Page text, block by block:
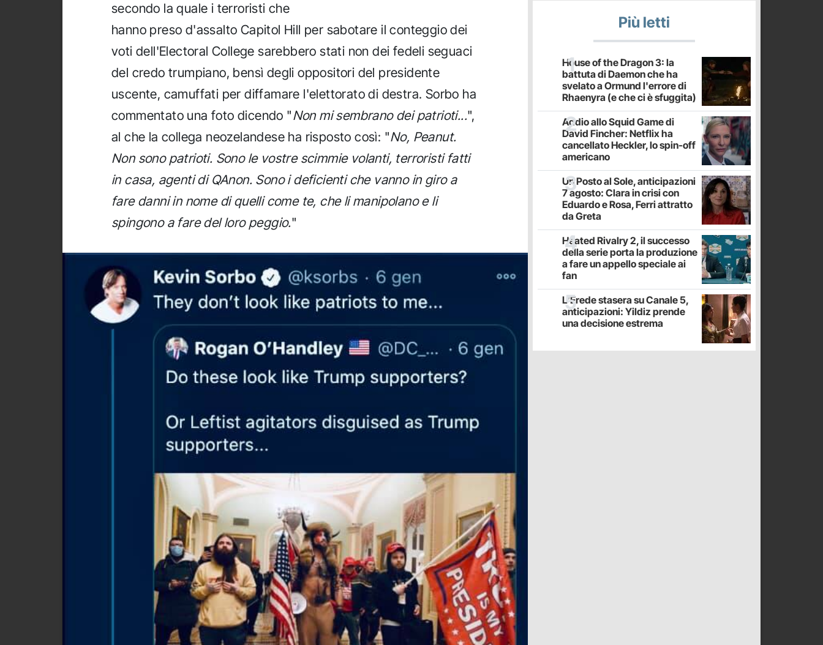
secondo la quale i terroristi che
hanno preso d'assalto Capitol Hill per sabotare il conteggio dei
voti dell'Electoral College sarebbero stati non dei fedeli seguaci
del credo trumpiano, bensì degli oppositori del presidente
uscente, camuffati per diffamare l'elettorato di destra. Sorbo ha
commentato una foto dicendo "Non mi sembrano dei patrioti...",
al che la collega neozelandese ha risposto così: "No, Peanut.
Non sono patrioti. Sono le vostre scimmie volanti, terroristi fatti
in casa, agenti di QAnon. Sono i deficienti che vanno in giro a
fare danni in nome di quelli come te, che li manipolano e li
spingono a fare del loro peggio."
Più letti
House of the Dragon 3: la
battuta di Daemon che ha
svelato a Ormund l'errore di
Rhaenyra (e che ci è sfuggita)
Addio allo Squid Game di
David Fincher: Netflix ha
cancellato Heckler, lo spin-off
americano
Un Posto al Sole, anticipazioni
7 agosto: Clara in crisi con
Eduardo e Rosa, Ferri attratto
da Greta
Heated Rivalry 2, il successo
della serie porta la produzione
a fare un appello speciale ai
fan
L'Erede stasera su Canale 5,
anticipazioni: Yildiz prende
una decisione estrema